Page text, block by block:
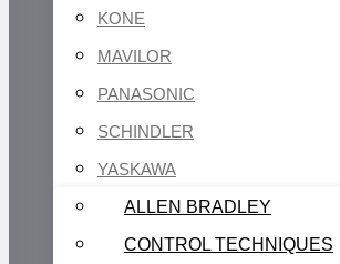
KONE
MAVILOR
PANASONIC
SCHINDLER
YASKAWA
ALLEN BRADLEY
CONTROL TECHNIQUES